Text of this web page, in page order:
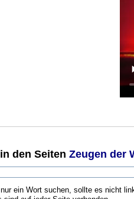
in den SeitenZeugen der
ein Wort suchen, sollte es nicht